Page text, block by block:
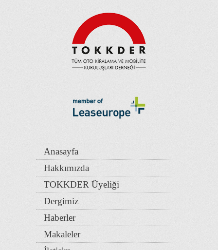
Anasayfa
Hakkımızda
TOKKDER Üyeliği
Dergimiz
Haberler
Makaleler